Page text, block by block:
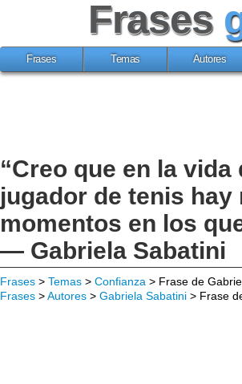
Frases
Frases Temas Autores
“Creo que en la vida
jugador de tenis hay
momentos en los
— Gabriela Sabatini
Frases > Temas > Confianza > Frase de
Frases >Autores > Gabriela Sabatini > Frase